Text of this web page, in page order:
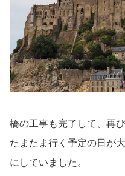
橋の工事も完了して、再
たまたま行く予定の日が
にしていました。